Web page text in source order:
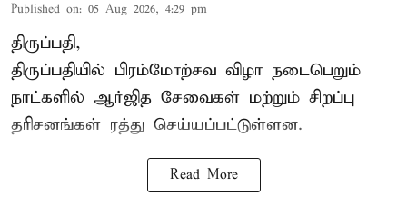
Published on: 05 Aug 2026, 4:29 pm
திருப்பதி,
திருப்பதியில் பிரம்மோற்சவ விழா நடைபெறும்
நாட்களில் ஆர்ஜித சேவைகள் மற்றும் சிறப்பு
தரிசனங்கள் ரத்து செய்யப்பட்டுள்ளன.
Read More